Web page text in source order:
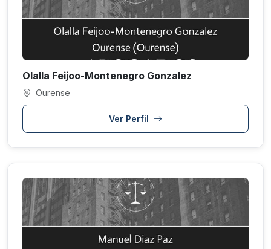
Olalla Feijoo-Montenegro Gonzalez
Ourense
Ver Perfil